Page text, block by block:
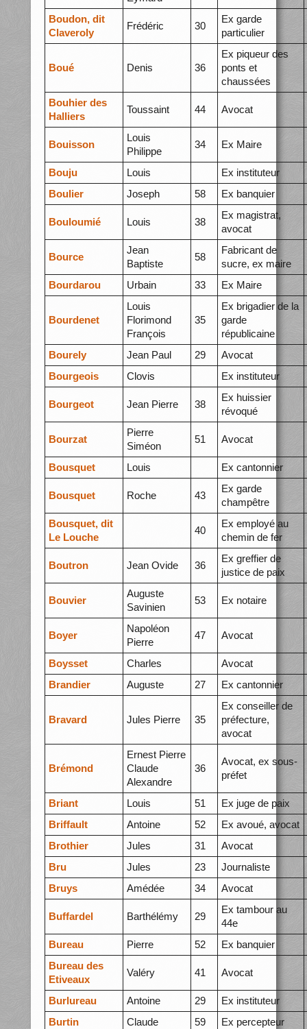
Boudon, dit
Claveroly
Frédéric 30
Ex garde
particulier
Boué Denis 36
Ex piqueur des
ponts et
chaussées
Bouhier des
Halliers
Toussaint 44 Avocat
Bouisson
Louis
Philippe
34 Ex Maire
Bouju Louis
Ex instituteur
Boulier
Joseph 58 Ex banquier
Bouloumié Louis 38
Ex magistrat,
avocat
Bource
Jean
Baptiste
58
Fabricant de
sucre, ex maire
Bourdarou
Urbain 33 Ex Maire
Bourdenet
Louis
Florimond
François
35
Ex brigadier de la
garde
républicaine
Bourely
Jean Paul 29
Avocat
Bourgeois
Clovis Ex instituteur
Bourgeot Jean Pierre 38
Ex huissier
révoqué
Bourzat
Pierre
Siméon
51 Avocat
Bousquet Louis Ex cantonnier
Bousquet Roche 43
Ex garde
champêtre
Bousquet, dit
Le Louche
40
Ex employé au
chemin de fer
Boutron Jean Ovide 36
Ex greffier de
justice de paix
Bouvier
Auguste
Savinien
53 Ex notaire
Boyer
Napoléon
Pierre
47 Avocat
Boysset Charles
Avocat
Brandier
Auguste 27 Ex cantonnier
Bravard Jules Pierre 35
Ex conseiller de
préfecture,
avocat
Brémond
Ernest Pierre
Claude
Alexandre
36
Avocat, ex sous-
préfet
Briant Louis 51
Ex juge de paix
Briffault
Antoine 52
Ex avoué, avocat
Brothier
Jules 31
Avocat
Bru
Jules 23
Journaliste
Bruys
Amédée 34 Avocat
Buffardel Barthélémy 29
Ex tambour au
44e
Bureau
Pierre 52
Ex banquier
Bureau des
Etiveaux
Valéry 41 Avocat
Burlureau Antoine 29
Ex instituteur
Burtin
Claude 59
Ex percepteur